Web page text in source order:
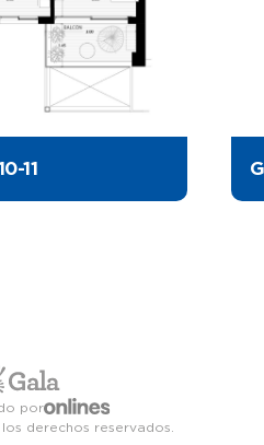
11
derechos reservados.
por